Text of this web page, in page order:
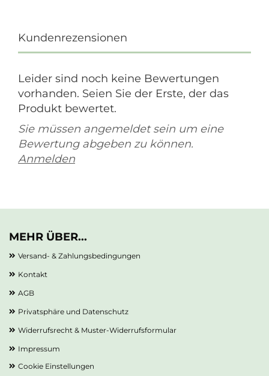
Kundenrezensionen
Leider sind noch keine Bewertungen
vorhanden. Seien Sie der Erste, der das
Produkt bewertet.
Sie müssen angemeldet sein um eine
Bewertung abgeben zu können.
Anmelden
MEHR ÜBER...
Versand- & Zahlungsbedingungen
Kontakt
AGB
Privatsphäre und Datenschutz
Widerrufsrecht & Muster-Widerrufsformular
Impressum
Cookie Einstellungen